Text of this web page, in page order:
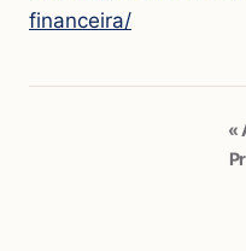
financeira/
«